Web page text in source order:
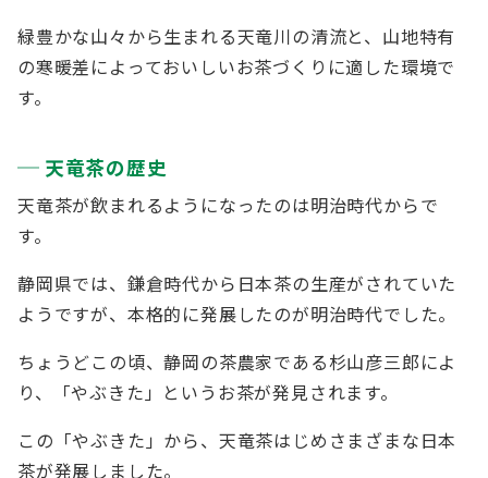
緑豊かな山々から生まれる天竜川の清流と、山地特有
の寒暖差によっておいしいお茶づくりに適した環境で
す。
天竜茶の歴史
天竜茶が飲まれるようになったのは明治時代からで
す。
静岡県では、鎌倉時代から日本茶の生産がされていた
ようですが、本格的に発展したのが明治時代でした。
ちょうどこの頃、静岡の茶農家である杉山彦三郎によ
り、「やぶきた」というお茶が発見されます。
この「やぶきた」から、天竜茶はじめさまざまな日本
茶が発展しました。